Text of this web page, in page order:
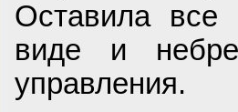
Оставила все
виде и
управления.